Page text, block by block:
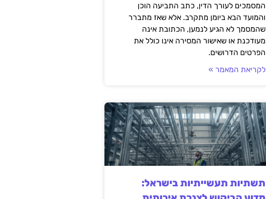
המסמכים לעורך הדין, כתב התביעה הוכן
והמועד הבא ביומן מתקרב. אלא שאז מתברר
שהמסמך לא הגיע לנמען, הכתובת אינה
מעודכנת או שאישור המסירה אינו כולל את
הפרטים הדרושים.
לקריאת המאמר »
תשתיות תעשייתיות בישראל: